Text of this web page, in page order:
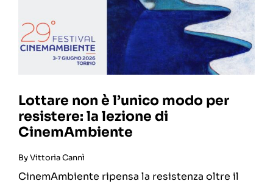
Lottare non è l’unico modo per
resistere: la lezione di
CinemAmbiente
ByVittoria Cannì
CinemAmbiente ripensa la resistenza oltre il